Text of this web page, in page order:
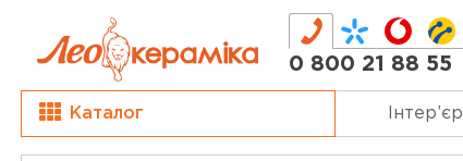
0 800 21 88 55
Каталог